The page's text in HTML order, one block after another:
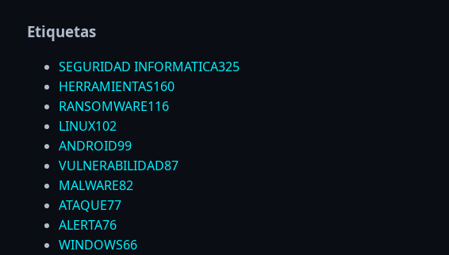
Etiquetas
SEGURIDAD INFORMATICA325
HERRAMIENTAS160
RANSOMWARE116
LINUX102
ANDROID99
VULNERABILIDAD87
MALWARE82
ATAQUE77
ALERTA76
WINDOWS66